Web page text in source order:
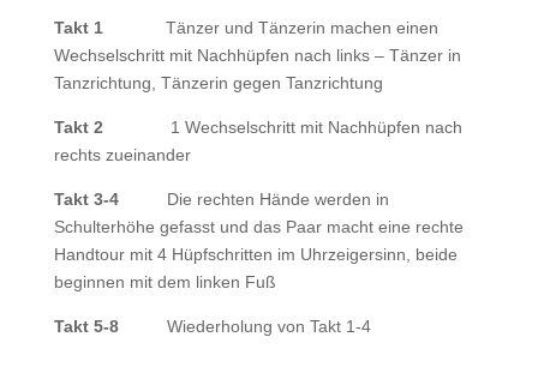
Takt 1 Tänzer und Tänzerin machen einen
Wechselschritt mit Nachhüpfen nach links – Tänzer in
Tanzrichtung, Tänzerin gegen Tanzrichtung
Takt 2
1 Wechselschritt mit Nachhüpfen nach
rechts zueinander
Takt 3-4Die rechten Hände werden in
Schulterhöhe gefasst und das Paar macht eine rechte
Handtour mit 4 Hüpfschritten im Uhrzeigersinn, beide
beginnen mit dem linken Fuß
Takt 5-8Wiederholung von Takt 1-4